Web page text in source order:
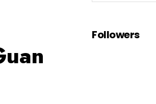
Followers